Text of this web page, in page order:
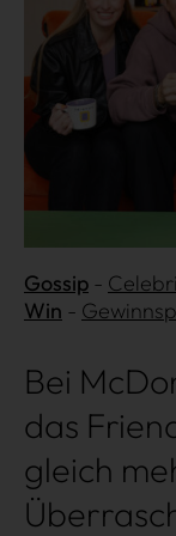
Win
Gossip
Win
Bei
das
gleich